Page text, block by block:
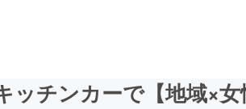
ッチンカーで【地域×